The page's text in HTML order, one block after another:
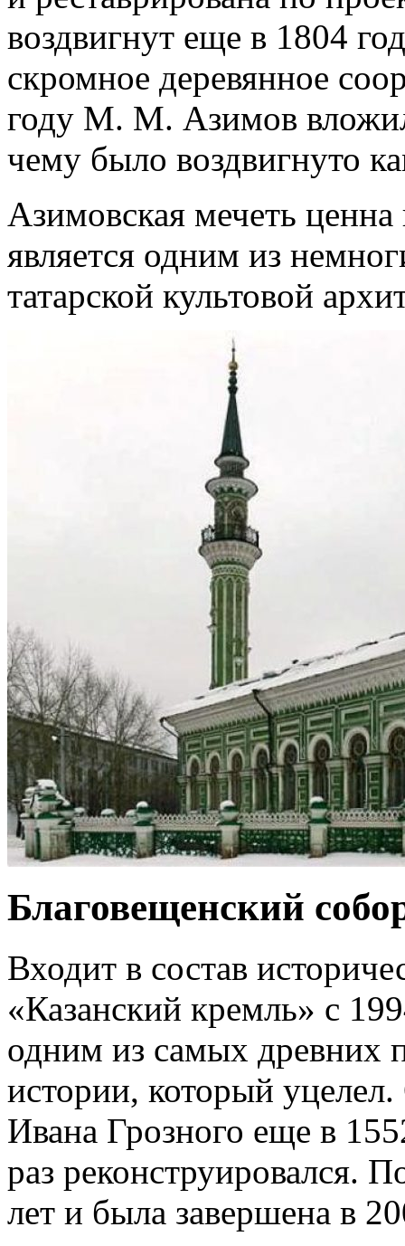
воздвигнут еще в 1804
скромное деревянное
году М. М. Азимов вложил
чему было воздвигнуто
Азимовская мечеть ценна
является одним из
татарской культовой
Благовещенский
Входит в состав
«Казанский кремль» с
одним из самых древних
истории, который
Ивана Грозного еще в
раз реконструировался.
лет и была завершена в